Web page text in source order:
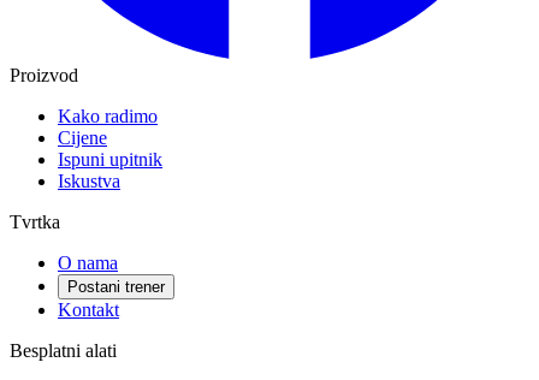
Proizvod
Kako radimo
Cijene
Ispuni upitnik
Iskustva
Tvrtka
O nama
Postani trener
Kontakt
Besplatni alati